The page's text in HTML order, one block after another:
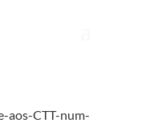
aos-CTT-num-